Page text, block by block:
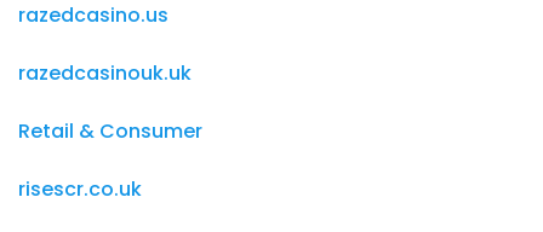
razedcasino.us
razedcasinouk.uk
Retail & Consumer
risescr.co.uk